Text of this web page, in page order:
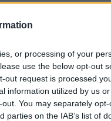
or processing of your
use the below opt-out
out request is processed
information utilized by us
You may separately
on the IAB’s list of